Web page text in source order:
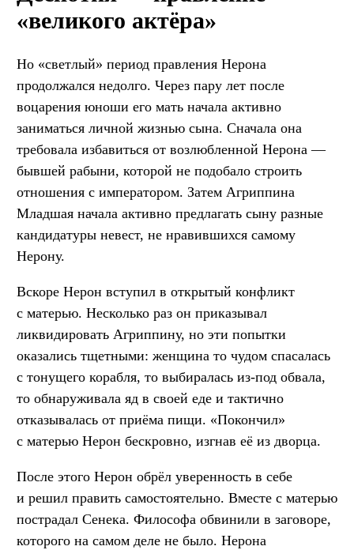
«великого актёра»
Но «светлый» период правления Нерона
продолжался недолго. Через пару лет после
воцарения юноши его мать начала активно
заниматься личной жизнью сына. Сначала она
требовала избавиться от возлюбленной Нерона —
бывшей рабыни, которой не подобало строить
отношения с императором. Затем Агриппина
Младшая начала активно предлагать сыну разные
кандидатуры невест, не нравившихся самому
Нерону.
Вскоре Нерон вступил в открытый конфликт
с матерью. Несколько раз он приказывал
ликвидировать Агриппину, но эти попытки
оказались тщетными: женщина то чудом спасалась
с тонущего корабля, то выбиралась из-под обвала,
то обнаруживала яд в своей еде и тактично
отказывалась от приёма пищи. «Покончил»
с матерью Нерон бескровно, изгнав её из дворца.
После этого Нерон обрёл уверенность в себе
и решил править самостоятельно. Вместе с матерью
пострадал Сенека. Философа обвинили в заговоре,
которого на самом деле не было. Нерона